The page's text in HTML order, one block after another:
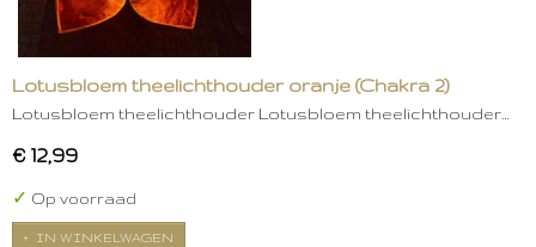
Lotusbloem theelichthouder oranje (Chakra 2)
Lotusbloem theelichthouder Lotusbloem theelichthouder…
€ 12,99
✓ Op voorraad
IN WINKELWAGEN